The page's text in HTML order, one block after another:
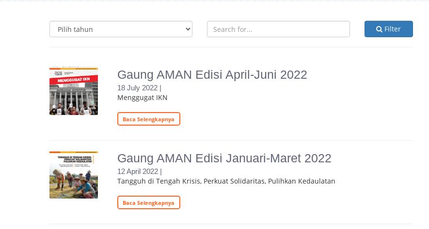
Filter
Gaung AMAN Edisi April-Juni 2022
18 July 2022 |
Menggugat IKN
Baca Selengkapnya
Gaung AMAN Edisi Januari-Maret 2022
12 April 2022 |
Tangguh di Tengah Krisis, Perkuat Solidaritas, Pulihkan Kedaulatan
Baca Selengkapnya